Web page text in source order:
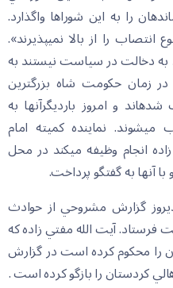
را به اين شوراها واگذارد.
انتصاب را از بالا نمي‏پذيرند».
به دخالت در سياست نيستند به
در زمان حكومت شاه بزرگترين
و امروز بارديگرآنها به
مي‏شوند. نماينده كميته امام
انجام وظيفه مي‏كند در محل
به گفتگو پرداخت.
گزارش مشروحي از حوادث
فرستاد. آيت الله مفتي زاده كه
را محكوم كرده است در گزارش
كردستان را بازگو كرده است .